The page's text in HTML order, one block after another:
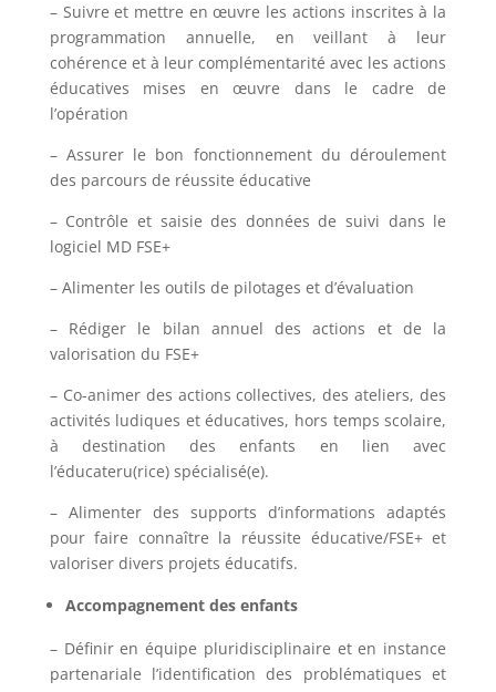
– Suivre et mettre en œuvre les actions inscrites à la
programmation annuelle, en veillant à leur
cohérence et à leur complémentarité avec les actions
éducatives mises en œuvre dans le cadre de
l’opération
– Assurer le bon fonctionnement du déroulement
des parcours de réussite éducative
– Contrôle et saisie des données de suivi dans le
logiciel MD FSE+
– Alimenter les outils de pilotages et d’évaluation
– Rédiger le bilan annuel des actions et de la
valorisation du FSE+
– Co-animer des actions collectives, des ateliers, des
activités ludiques et éducatives, hors temps scolaire,
à destination des enfants en lien avec
l’éducateru(rice) spécialisé(e).
– Alimenter des supports d’informations adaptés
pour faire connaître la réussite éducative/FSE+ et
valoriser divers projets éducatifs.
Accompagnement des enfants
– Définir en équipe pluridisciplinaire et en instance
partenariale l’identification des problématiques et